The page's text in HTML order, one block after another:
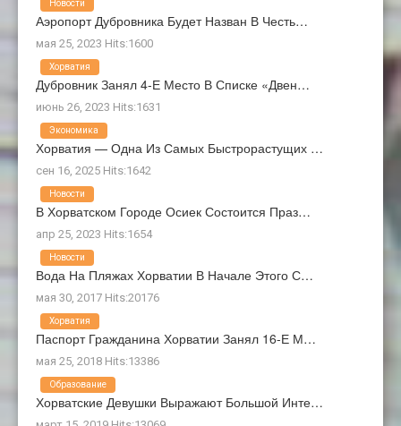
Аэропорт Дубровника Будет Назван В Честь…
мая 25, 2023 Hits:1600
Новости
Дубровник Занял 4-Е Место В Списке «Двен…
июнь 26, 2023 Hits:1631
Хорватия
Хорватия — Одна Из Самых Быстрорастущих …
сен 16, 2025 Hits:1642
Экономика
В Хорватском Городе Осиек Состоится Праз…
апр 25, 2023 Hits:1654
Новости
Вода На Пляжах Хорватии В Начале Этого С…
мая 30, 2017 Hits:20176
Новости
Паспорт Гражданина Хорватии Занял 16-Е М…
мая 25, 2018 Hits:13386
Хорватия
Хорватские Девушки Выражают Большой Инте…
Образование